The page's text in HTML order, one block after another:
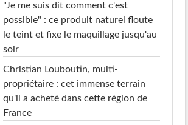
"Je me suis dit comment c'est
possible" : ce produit naturel floute
le teint et fixe le maquillage jusqu'au
soir
Christian Louboutin, multi-
propriétaire : cet immense terrain
qu'il a acheté dans cette région de
France